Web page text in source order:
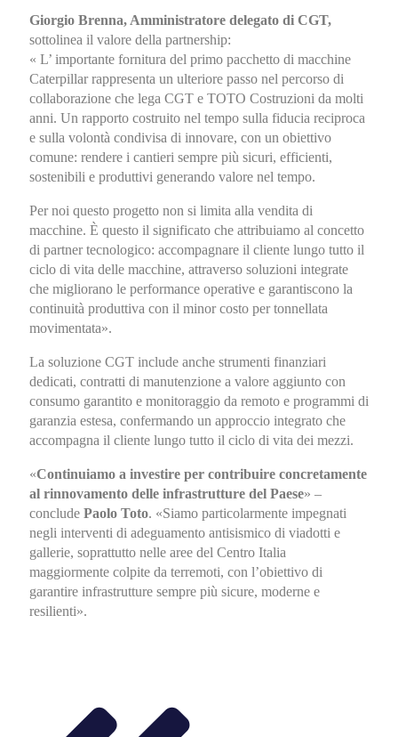
Giorgio Brenna, Amministratore delegato di CGT,
sottolinea il valore della partnership:
« L’ importante fornitura del primo pacchetto di macchine
Caterpillar rappresenta un ulteriore passo nel percorso di
collaborazione che lega CGT e TOTO Costruzioni da molti
anni. Un rapporto costruito nel tempo sulla fiducia reciproca
e sulla volontà condivisa di innovare, con un obiettivo
comune: rendere i cantieri sempre più sicuri, efficienti,
sostenibili e produttivi generando valore nel tempo.
Per noi questo progetto non si limita alla vendita di
macchine. È questo il significato che attribuiamo al concetto
di partner tecnologico: accompagnare il cliente lungo tutto il
ciclo di vita delle macchine, attraverso soluzioni integrate
che migliorano le performance operative e garantiscono la
continuità produttiva con il minor costo per tonnellata
movimentata».
La soluzione CGT include anche strumenti finanziari
dedicati, contratti di manutenzione a valore aggiunto con
consumo garantito e monitoraggio da remoto e programmi di
garanzia estesa, confermando un approccio integrato che
accompagna il cliente lungo tutto il ciclo di vita dei mezzi.
«Continuiamo a investire per contribuire concretamente
al rinnovamento delle infrastrutture del Paese» –
conclude Paolo Toto. «Siamo particolarmente impegnati
negli interventi di adeguamento antisismico di viadotti e
gallerie, soprattutto nelle aree del Centro Italia
maggiormente colpite da terremoti, con l’obiettivo di
garantire infrastrutture sempre più sicure, moderne e
resilienti».